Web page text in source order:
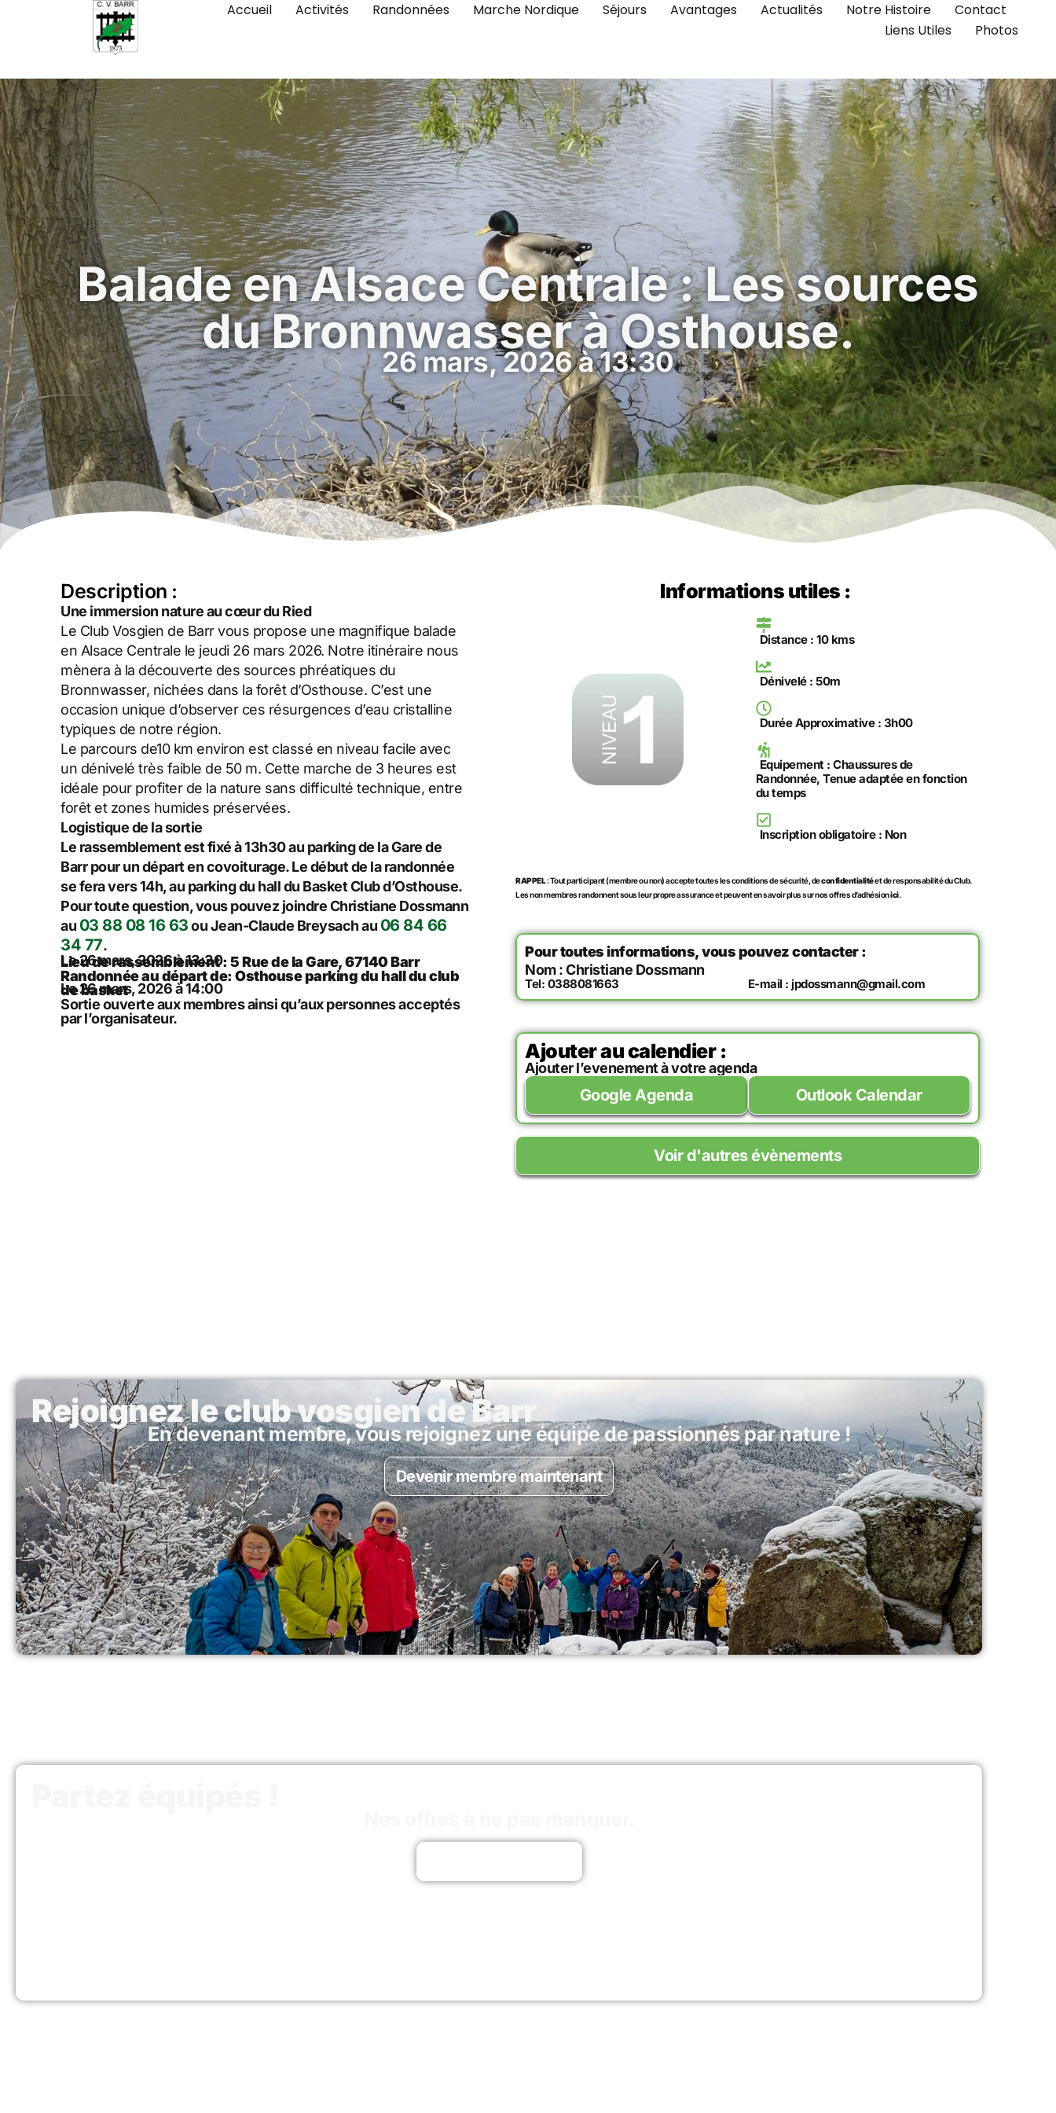
Accueil Activités Randonnées Marche Nordique Séjours Avantages Actualités Notre Histoire
Contact
Liens Utiles
Photos
Balade en Alsace Centrale : Les sources
du Bronnwasser à Osthouse.
26 mars, 2026 à 13:30
Description :
Une immersion nature au cœur du Ried
Le Club Vosgien de Barr vous propose une magnifique balade
en Alsace Centrale le jeudi 26 mars 2026. Notre itinéraire nous
mènera à la découverte des sources phréatiques du
Bronnwasser, nichées dans la forêt d’Osthouse. C’est une
occasion unique d’observer ces résurgences d’eau cristalline
typiques de notre région.
Le parcours de10 km environ est classé en niveau facile avec
un dénivelé très faible de 50 m. Cette marche de 3 heures est
idéale pour profiter de la nature sans difficulté technique, entre
forêt et zones humides préservées.
Logistique de la sortie
Le rassemblement est fixé à 13h30 au parking de la Gare de
Barr pour un départ en covoiturage. Le début de la randonnée
se fera vers 14h, au parking du hall du Basket Club d’Osthouse.
Pour toute question, vous pouvez joindre Christiane Dossmann
au 03 88 08 16 63ou Jean-Claude Breysach au 06 84 66
34 77.
Lieu de rassemblement : 5 Rue de la Gare, 67140 Barr
Le 26 mars, 2026 à 13:30
Randonnée au départ de: Osthouse parking du hall du club
de basket
Le 26 mars, 2026 à 14:00
Sortie ouverte aux membres ainsi qu’aux personnes acceptés
par l’organisateur.
Informations utiles :
Distance : 10 kms
Dénivelé : 50m
Durée Approximative : 3h00
Equipement : Chaussures de
Randonnée, Tenue adaptée en fonction
du temps
Inscription obligatoire : Non
RAPPEL: Tout participant (membre ou non) accepte toutes les conditions de sécurité, deconfidentialitéet de responsabilité du Club.
Les non membres randonnent sous leur propre assurance et peuvent en savoir plus sur nos offres d’adhésionici.
Pour toutes informations, vous pouvez contacter :
Nom : Christiane Dossmann
Tel: 0388081663 E-mail : jpdossmann@gmail.com
Ajouter au calendier :
Ajouter l’evenement à votre agenda
Google Agenda Outlook Calendar
Voir d'autres évènements
Rejoignez le club vosgien de Barr
En devenant membre, vous rejoignez une équipe de passionnés par nature !
Devenir membre maintenant